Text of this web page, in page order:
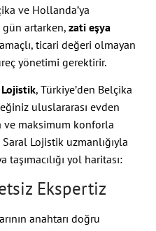
ve Hollanda’ya
gün artarken, zati eşya
ticari değeri olmayan
yönetimi gerektirir.
, Türkiye’den Belçika
uluslararası evden
ve maksimum konforla
Lojistik uzmanlığıyla
taşımacılığı yol haritası:
Ekspertiz
anahtarı doğru